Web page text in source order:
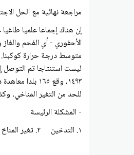
مراجعة نهائية مع الحل
الأحفوري - أي الفحم
متوسط درجة حرارة كوكبنا.
ليست استنتاجا تم التوصل
١٤٩٣، وقع
للحد من التغير المناخي، وكذلك التكيف مع أثاره
- المشكلة الرئيسة
١. التدخين ٢. تغير المناخ ٣. سرطان الرئة ٤. التصحر